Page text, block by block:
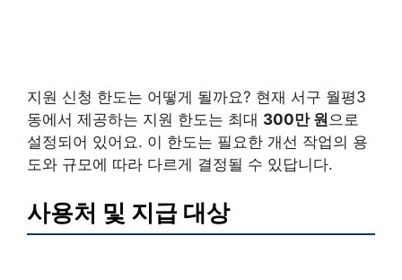
지원 신청 한도는 어떻게 될까요? 현재 서구 월평3
동에서 제공하는 지원 한도는 최대 300만 원으로
설정되어 있어요. 이 한도는 필요한 개선 작업의 용
도와 규모에 따라 다르게 결정될 수 있답니다.
사용처 및 지급 대상